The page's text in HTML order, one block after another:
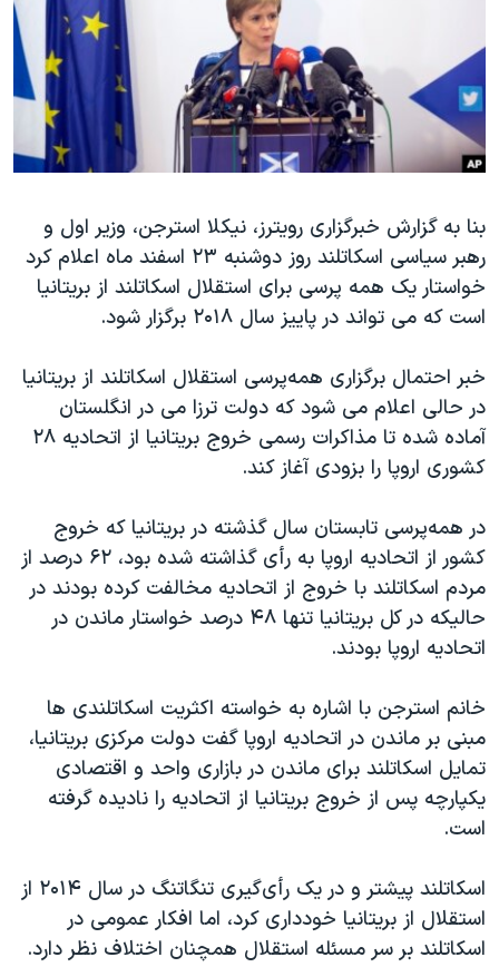
حقوق شهروندی
اقتصادی
علم و فناوری
گالری عکس
آرشیو پخش زنده
انتخابات ریاست جمهوری آمریکا ۲۰۲۴
حمله جمهوری اسلامی به اسرائیل
رمز مهسا
اعتراضات زن، زندگی، آزادی
مجموعه مستندهای دادخواهی
تریبونال مردمی آبان ۹۸
چهل سال گروگان‌گیری
قانون شفافیت دارائی کادر رهبری ایران
اعتراضات مردمی آبان ۹۸
نرگس محمدی برنده جایزه نوبل صلح
همایش محافظه‌کاران آمریکا «سی‌پک»
صفحه‌های ویژه
سفر پرزیدنت ترامپ به چین
زبانهای مختلف
بنا به گزارش خبرگزاری رویترز، نیکلا استرجن، وزیر اول و
رهبر سیاسی اسکاتلند روز دوشنبه ۲۳ اسفند ماه اعلام کرد
خواستار یک همه پرسی برای استقلال اسکاتلند از بریتانیا
است که می تواند در پاییز سال ۲۰۱۸ برگزار شود.
خبر احتمال برگزاری همه‌پرسی استقلال اسکاتلند از بریتانیا
در حالی اعلام می شود که دولت ترزا می در انگلستان
آماده شده تا مذاکرات رسمی خروج بریتانیا از اتحادیه ۲۸
کشوری اروپا را بزودی آغاز کند.
در همه‌پرسی تابستان سال گذشته در بریتانیا که خروج
کشور از اتحادیه اروپا به رأی گذاشته شده بود، ۶۲ درصد از
مردم اسکاتلند با خروج از اتحادیه مخالفت کرده بودند در
حالیکه در کل بریتانیا تنها ۴۸ درصد خواستار ماندن در
اتحادیه اروپا بودند.
خانم استرجن با اشاره به خواسته اکثریت اسکاتلندی ها
مبنی بر ماندن در اتحادیه اروپا گفت دولت مرکزی بریتانیا،
تمایل اسکاتلند برای ماندن در بازاری واحد و اقتصادی
یکپارچه پس از خروج بریتانیا از اتحادیه را نادیده گرفته
است.
اسکاتلند پیشتر و در یک رأی‌گیری تنگاتنگ در سال ۲۰۱۴ از
استقلال از بریتانیا خودداری کرد، اما افکار عمومی در
اسکاتلند بر سر مسئله استقلال همچنان اختلاف نظر دارد.